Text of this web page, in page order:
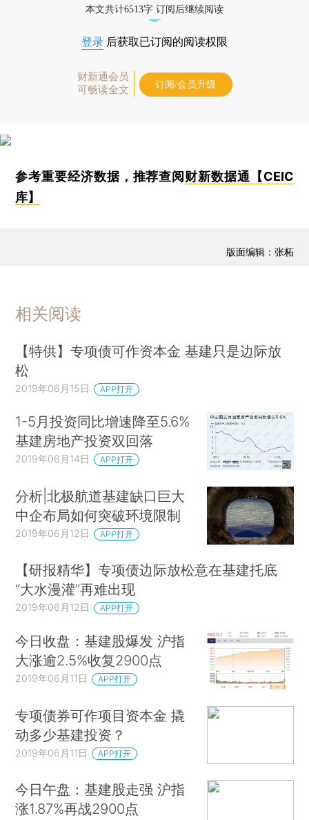
本文共计6513字 订阅后继续阅读
登录 后获取已订阅的阅读权限
财新通会员
可畅读全文
订阅/会员升级
参考重要经济数据，推荐查阅 财新数据通【CEIC
库】
版面编辑：张柘
相关阅读
【特供】专项债可作资本金 基建只是边际放
松
2019年06月15日 APP打开
1-5月投资同比增速降至5.6%
基建房地产投资双回落
2019年06月14日 APP打开
分析|北极航道基建缺口巨大
中企布局如何突破环境限制
2019年06月12日 APP打开
【研报精华】专项债边际放松意在基建托底
“大水漫灌”再难出现
2019年06月12日 APP打开
今日收盘：基建股爆发 沪指
大涨逾2.5%收复2900点
2019年06月11日 APP打开
专项债券可作项目资本金 撬
动多少基建投资？
2019年06月11日 APP打开
今日午盘：基建股走强 沪指
涨1.87%再战2900点